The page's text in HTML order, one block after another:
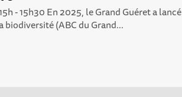
- 15h30 En 2025, le Grand Guéret a lancé
(ABC du Grand...